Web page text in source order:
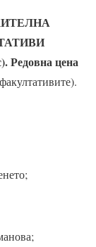
Редовна цена